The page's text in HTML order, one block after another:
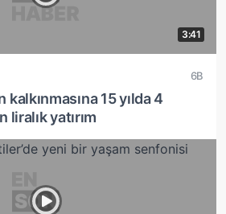
3:41
6B
15 yılda 4
yatırım